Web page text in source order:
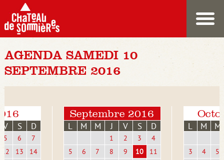
AGENDA SAMEDI 10
SEPTEMBRE 2016
V S D
5 6
7
12
13
14
Septembre 2016
L M M J V S D
1 2 3
4
5
6 7 8 9 10
11
L M M
3 4
5